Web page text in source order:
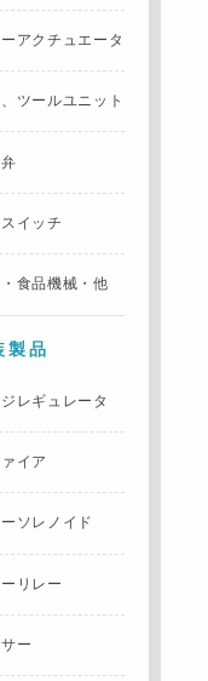
アクチュエータ
ツールユニット
イッチ
食品機械・他
製品
レギュレータ
イア
ソレノイド
リレー
ー